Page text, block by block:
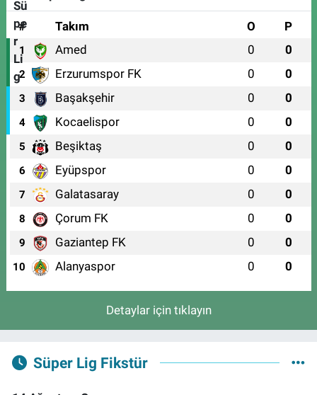
# Takım O P
1 Amed 0 0
2 Erzurumspor FK 0 0
3 Başakşehir 0 0
4 Kocaelispor 0 0
5 Beşiktaş 0 0
6 Eyüpspor 0 0
7 Galatasaray 0 0
8 Çorum FK 0 0
9 Gaziantep FK 0 0
10 Alanyaspor 0 0
Detaylar için tıklayın
Süper Lig Fikstür